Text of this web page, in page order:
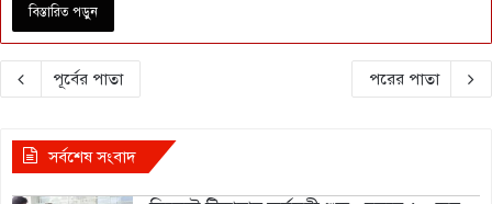
বিস্তারিত পড়ুন
পূর্বের পাতা পরের পাতা
সর্বশেষ সংবাদ